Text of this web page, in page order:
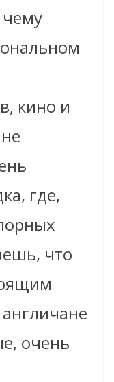
чему
кино и
где,
что
очень